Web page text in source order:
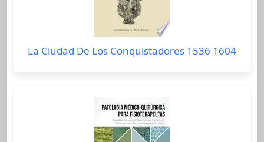
La Ciudad De Los Conquistadores 1536 1604